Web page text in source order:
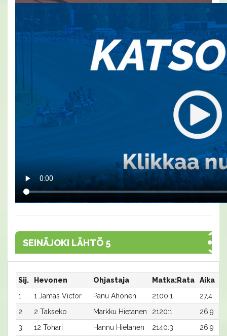
SEINÄJOKI LÄHTÖ 5
Sij. Hevonen Ohjastaja Matka:Rata Aika
1
1 Jamas Victor Panu Ahonen 2100:1 27,4
2
2 Takseko Markku Hietanen 2120:1 26,9
3
12 Tohari Hannu Hietanen 2140:3 26,9